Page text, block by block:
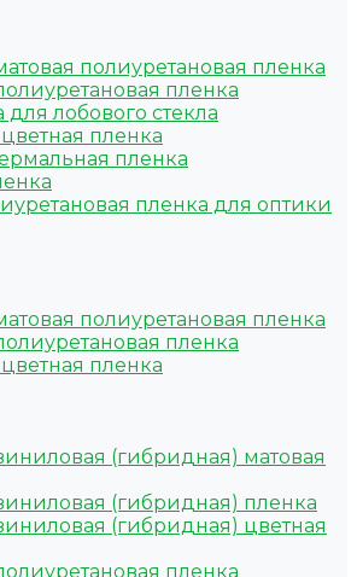
полиуретановая пленка
пленка
лобового стекла
пленка
пленка
пленка для оптики
полиуретановая пленка
пленка
пленка
(гибридная) матовая
(гибридная) пленка
(гибридная) цветная
пленка